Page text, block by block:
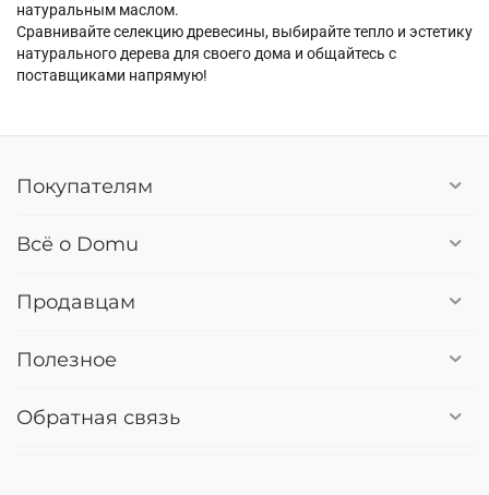
натуральным маслом.
Сравнивайте селекцию древесины, выбирайте тепло и эстетику
натурального дерева для своего дома и общайтесь с
поставщиками напрямую!
Покупателям
Всё о Domu
Продавцам
Полезное
Обратная связь